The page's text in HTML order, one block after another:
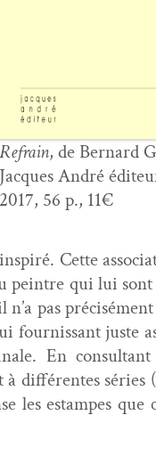
Refrain, de Bernard
Jacques André
2017, 56 p., 11€
Cette
pein­tre qui lui
n’a pas
juste
En con­sul­tant
dif­férentes séries
les estam­pes que